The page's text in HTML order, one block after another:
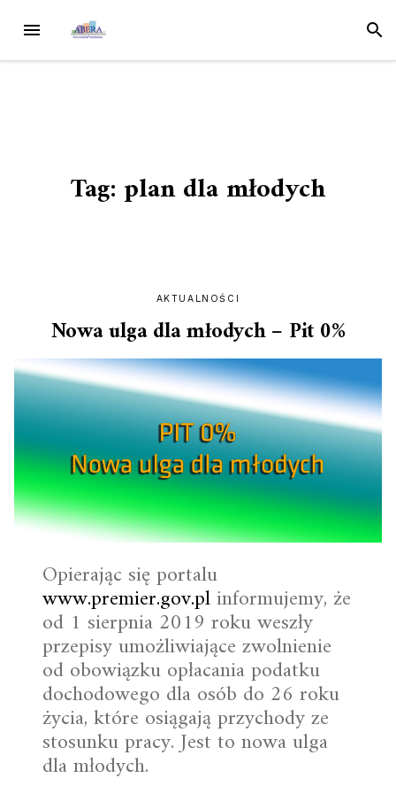
treści
MENU
Tag:plan dla młodych
AKTUALNOŚCI
Nowa ulga dla młodych – Pit 0%
Opierając się portalu
www.premier.gov.plinformujemy, że
od 1 sierpnia 2019 roku weszły
przepisy umożliwiające zwolnienie
od obowiązku opłacania podatku
dochodowego dla osób do 26 roku
życia, które osiągają przychody ze
stosunku pracy. Jest to nowa ulga
dla młodych.